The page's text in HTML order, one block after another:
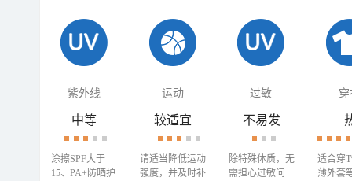
紫外线 运动 过敏 穿
中等
涂擦SPF大于
15、PA+防晒护
较适宜
请适当降低运动
强度，并及时补
不易发
除特殊体质，无
需担心过敏问
适合穿
薄外套